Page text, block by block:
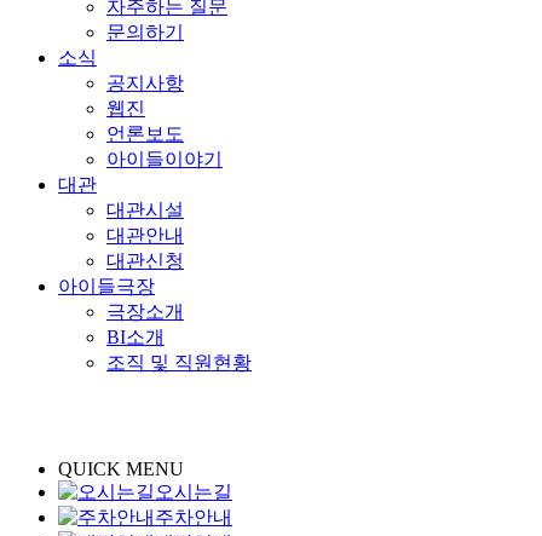
자주하는 질문
문의하기
소식
공지사항
웹진
언론보도
아이들이야기
대관
대관시설
대관안내
대관신청
아이들극장
극장소개
BI소개
조직 및 직원현황
QUICK MENU
오시는길
주차안내